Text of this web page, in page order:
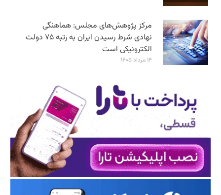
مرکز پژوهش‌های مجلس: هماهنگی
نهادی شرط رسیدن ایران به رتبه ۷۵ دولت
الکترونیکی است
۱۴ مرداد ۱۴۰۵